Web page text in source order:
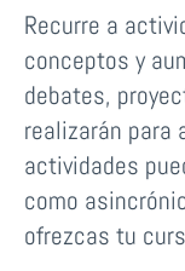
Recurre a
conceptos y
debates,
realizarán para
actividades
como
ofrezcas tu